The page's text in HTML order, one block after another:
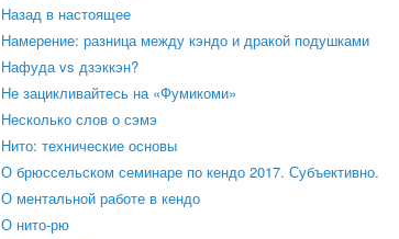
Назад в настоящее
Намерение: разница между кэндо и дракой подушками
Нафуда vs дзэккэн?
Не зацикливайтесь на «Фумикоми»
Несколько слов о сэмэ
Нито: технические основы
О брюссельском семинаре по кендо 2017. Субъективно.
О ментальной работе в кендо
О нито-рю